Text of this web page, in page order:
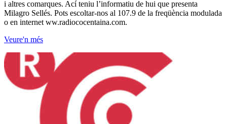
i altres comarques. Ací teniu l’informatiu de hui que presenta
Milagro Sellés. Pots escoltar-nos al 107.9 de la freqüència modulada
o en internet ww.radiococentaina.com.
Veure'n més